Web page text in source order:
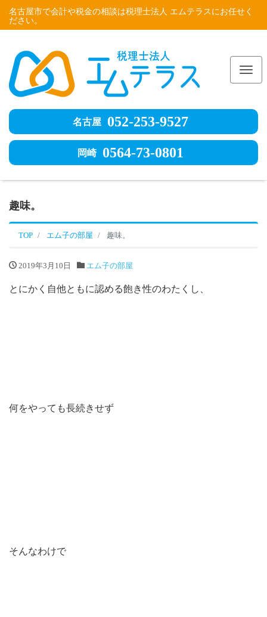
名古屋市で会計や税金の相談は税理士法人 エムテラスにお任せく
ださい。
名古屋 052-253-9527
岡崎 0564-73-0801
趣味。
TOP エム子の部屋 趣味。
2019年3月10日 エム子の部屋
とにかく自他ともに認める飽き性のわたくし、
何をやっても長続きせず
そんなわけで